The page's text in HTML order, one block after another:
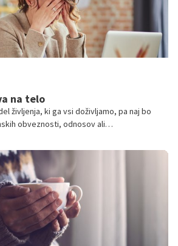
na telo
življenja, ki ga vsi doživljamo, pa naj bo
obveznosti, odnosov ali
in nas spodbudi k reševanju težav ali
izpostavljenost stresu lahko
za naše telo in um.